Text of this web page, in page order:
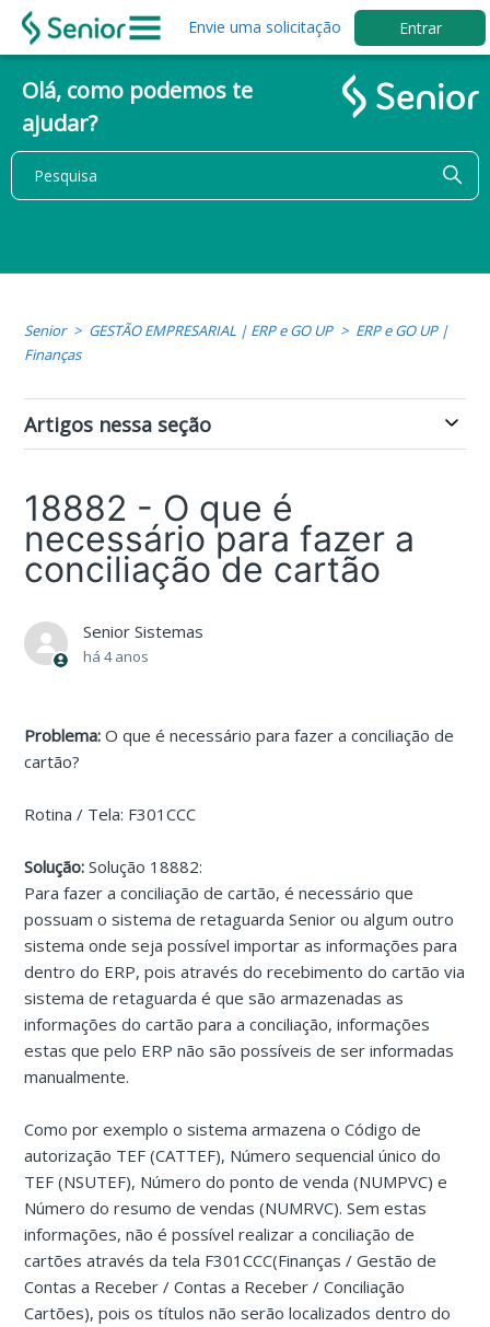
Envie uma solicitação Entrar
Olá, como podemos te
ajudar?
Senior GESTÃO EMPRESARIAL | ERP e GO UP
ERP e GO UP |
Finanças
Artigos nessa seção
18882 - O que é
necessário para fazer a
conciliação de cartão
Senior Sistemas
há 4 anos
Problema:O que é necessário para fazer a conciliação de
cartão?
Rotina / Tela: F301CCC
Solução:Solução 18882:
Para fazer a conciliação de cartão, é necessário que
possuam o sistema de retaguarda Senior ou algum outro
sistema onde seja possível importar as informações para
dentro do ERP, pois através do recebimento do cartão via
sistema de retaguarda é que são armazenadas as
informações do cartão para a conciliação, informações
estas que pelo ERP não são possíveis de ser informadas
manualmente.
Como por exemplo o sistema armazena o Código de
autorização TEF (CATTEF), Número sequencial único do
TEF (NSUTEF), Número do ponto de venda (NUMPVC) e
Número do resumo de vendas (NUMRVC). Sem estas
informações, não é possível realizar a conciliação de
cartões através da tela F301CCC(Finanças / Gestão de
Contas a Receber / Contas a Receber / Conciliação
Cartões), pois os títulos não serão localizados dentro do